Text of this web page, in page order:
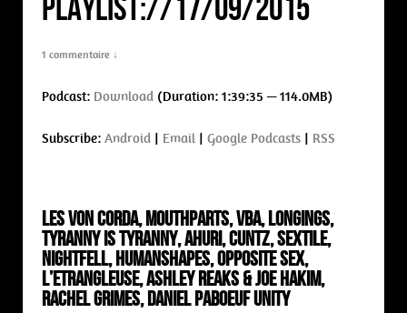
PLAYLIST://17/09/2015
1 commentaire ↓
Podcast: Download (Duration: 1:39:35 — 114.0MB)
Subscribe: Android Email Google Podcasts RSS
Les Von Corda, Mouthparts, VBA, Longings,
Tyranny Is Tyranny, Ahuri, Cuntz, Sextile,
Nightfell, Humanshapes, Opposite Sex,
L’Etrangleuse, Ashley Reaks & Joe Hakim,
Rachel Grimes, Daniel Paboeuf Unity